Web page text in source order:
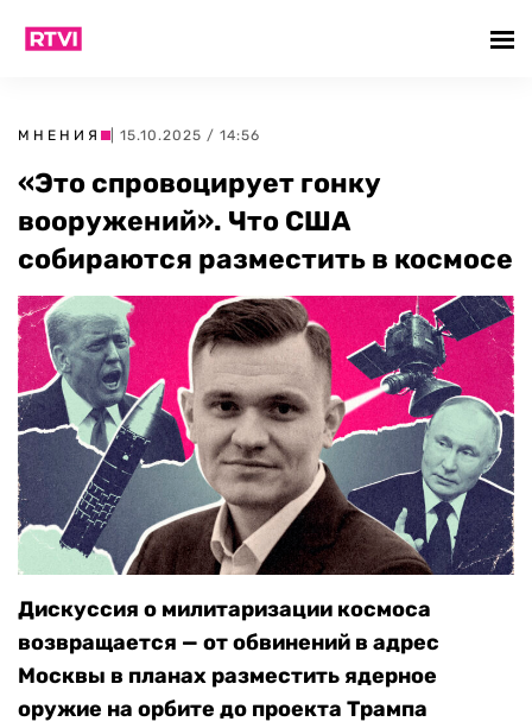
МНЕНИЯ | 15.10.2025 / 14:56
«Это спровоцирует гонку
вооружений». Что США
собираются разместить в космосе
Дискуссия о милитаризации космоса
возвращается — от обвинений в адрес
Москвы в планах разместить ядерное
оружие на орбите до проекта Трампа